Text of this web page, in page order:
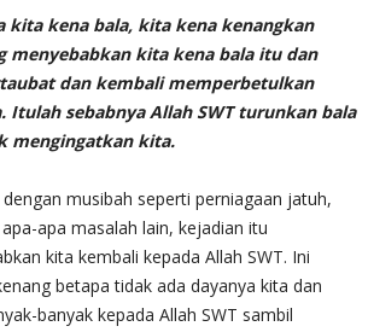
kita kena bala, kita kena kenangkan
menyebabkan kita kena bala itu dan
dan kembali memperbetulkan
Itulah sebabnya Allah SWT turunkan bala
mengingatkan kita.
musibah seperti perniagaan jatuh,
apa masalah lain, kejadian itu
kita kembali kepada Allah SWT. Ini
betapa tidak ada dayanya kita dan
banyak kepada Allah SWT sambil